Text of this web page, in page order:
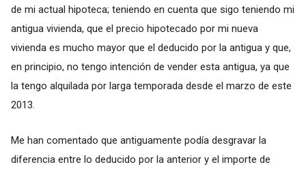
de mi actual hipoteca; teniendo en cuenta que sigo teniendo mi
antigua vivienda, que el precio hipotecado por mi nueva
vivienda es mucho mayor que el deducido por la antigua y que,
en principio, no tengo intención de vender esta antigua, ya que
la tengo alquilada por larga temporada desde el marzo de este
2013.
Me han comentado que antiguamente podía desgravar la
diferencia entre lo deducido por la anterior y el importe de